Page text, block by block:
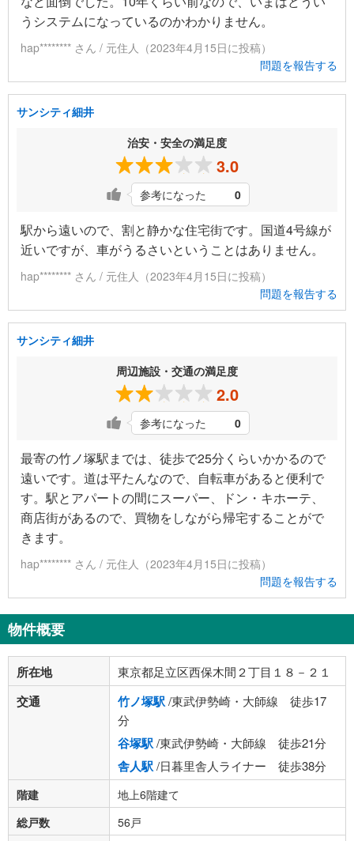
うシステムになっているのかわかりません。
hap******** さん / 元住人（2023年4月15日に投稿）
問題を報告する
サンシティ細井
治安・安全の満足度
3.0
参考になった 0
駅から遠いので、割と静かな住宅街です。国道4号線が
近いですが、車がうるさいということはありません。
hap******** さん / 元住人（2023年4月15日に投稿）
問題を報告する
サンシティ細井
周辺施設・交通の満足度
2.0
参考になった 0
最寄の竹ノ塚駅までは、徒歩で25分くらいかかるので
遠いです。道は平たんなので、自転車があると便利で
す。駅とアパートの間にスーパー、ドン・キホーテ、
商店街があるので、買物をしながら帰宅することがで
きます。
hap******** さん / 元住人（2023年4月15日に投稿）
問題を報告する
物件概要
所在地 東京都足立区西保木間２丁目１８－２１
交通 竹ノ塚駅/東武伊勢崎・大師線 徒歩17
分
谷塚駅/東武伊勢崎・大師線 徒歩21分
舎人駅/日暮里舎人ライナー 徒歩38分
階建
地上6階建て
総戸数
56戸